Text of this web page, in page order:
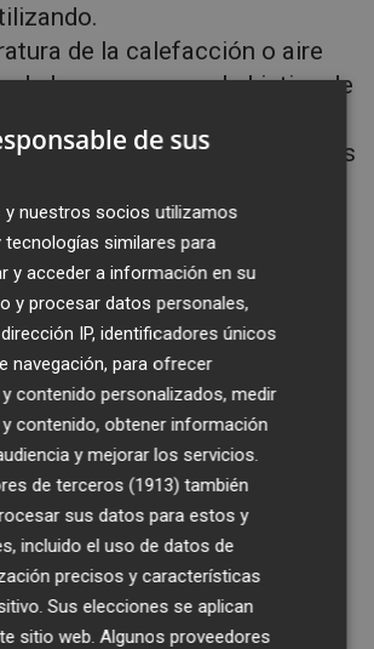
de la calefacción o aire
de las casas con el objetivo de
energético.
quema de rastrojos y márgenes
del entorno: las plantas
presentes en el
los servicios de tu barrio
innecesarios
reducir la ventilación en las
sensibles a la
atmosférica, tales como
y personas con problemas
evitar cualquier
y ejercicios al aire libre hasta
de contaminación.
de sus
y nuestros socios utilizamos
tecnologías similares para
y acceder a información en su
y procesar datos personales,
IP, identificadores únicos
navegación, para ofrecer
contenido personalizados, medir
contenido, obtener información
y mejorar los servicios.
de terceros (1913) también
sus datos para estos y
incluido el uso de datos de
precisos y características
Sus elecciones se aplican
sitio web. Algunos proveedores